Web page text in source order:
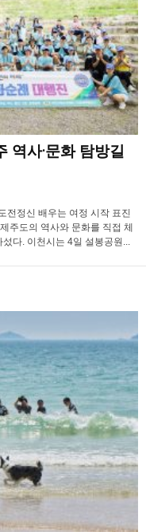
역사·문화 탐방길
전정신 배우는 여정 시작 표진
주도의 역사와 문화를 직접 체
다. 이천시는 4일 설봉공원...